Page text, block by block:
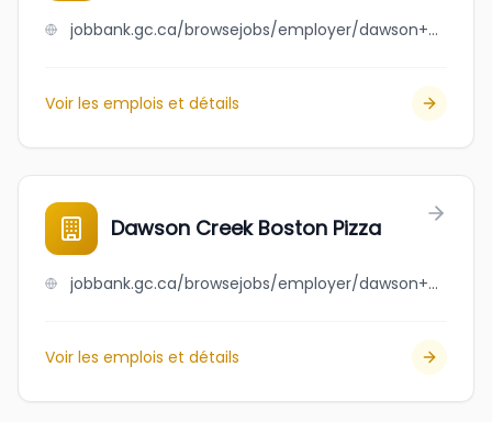
jobbank.gc.ca/browsejobs/employer/dawson+creek+barbershop/ca
Voir les emplois et détails
Dawson Creek Boston Pizza
jobbank.gc.ca/browsejobs/employer/dawson+creek+boston+pizza/ca
Voir les emplois et détails